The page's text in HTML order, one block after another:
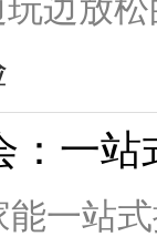
气息过浓
卡拍照点
，用最朴